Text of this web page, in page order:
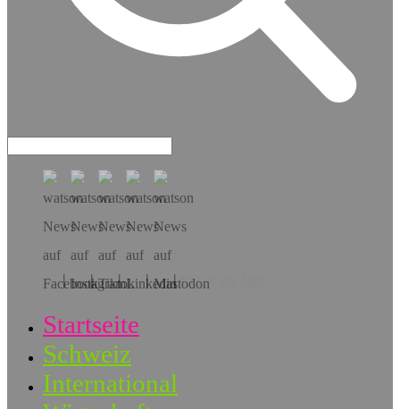
Hol dir die App!
Startseite
Schweiz
International